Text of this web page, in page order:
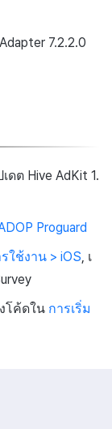
7.2.2.0
ต Hive AdKit 1.
Proguard
ใช้งาน > iOS , เ
โค้ดใน การเริ่ม